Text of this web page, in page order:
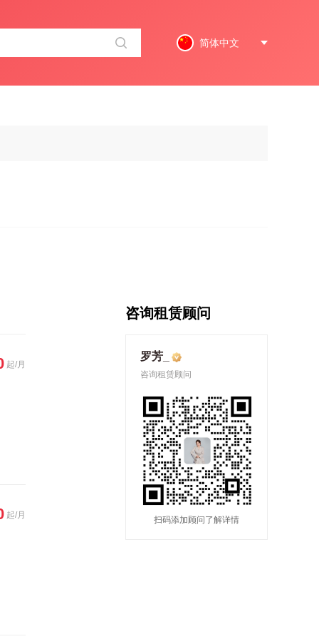
简体中文
咨询租赁顾问
罗芳_
咨询租赁顾问
扫码添加顾问了解详情
起/月
起/月